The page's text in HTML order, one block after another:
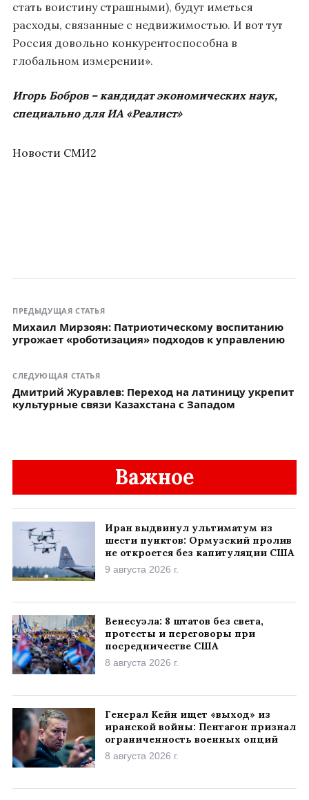
стать воистину страшными), будут иметься
расходы, связанные с недвижимостью. И вот тут
Россия довольно конкурентоспособна в
глобальном измерении».
Игорь Бобров – кандидат экономических наук,
специально для ИА «Реалист»
Новости СМИ2
ПРЕДЫДУЩАЯ СТАТЬЯ
Михаил Мирзоян: Патриотическому воспитанию
угрожает «роботизация» подходов к управлению
СЛЕДУЮЩАЯ СТАТЬЯ
Дмитрий Журавлев: Переход на латиницу укрепит
культурные связи Казахстана с Западом
Важное
Иран выдвинул ультиматум из
шести пунктов: Ормузский пролив
не откроется без капитуляции США
9 августа 2026 г.
Венесуэла: 8 штатов без света,
протесты и переговоры при
посредничестве США
8 августа 2026 г.
Генерал Кейн ищет «выход» из
иранской войны: Пентагон признал
ограниченность военных опций
8 августа 2026 г.